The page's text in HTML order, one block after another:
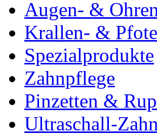
Augen- &
Krallen- &
Spezialprodukte
Zahnpflege
Pinzetten &
Ultraschall-